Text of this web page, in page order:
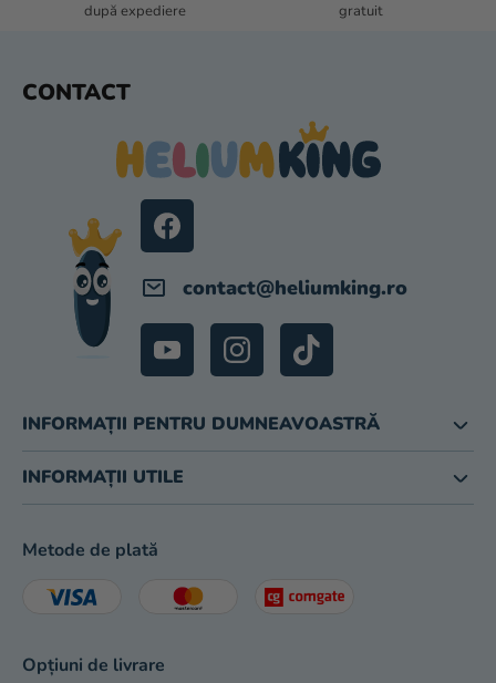
după expediere
gratuit
CONTACT
contact@heliumking.ro
INFORMAȚII PENTRU DUMNEAVOASTRĂ
INFORMAȚII UTILE
Metode de plată
Opțiuni de livrare